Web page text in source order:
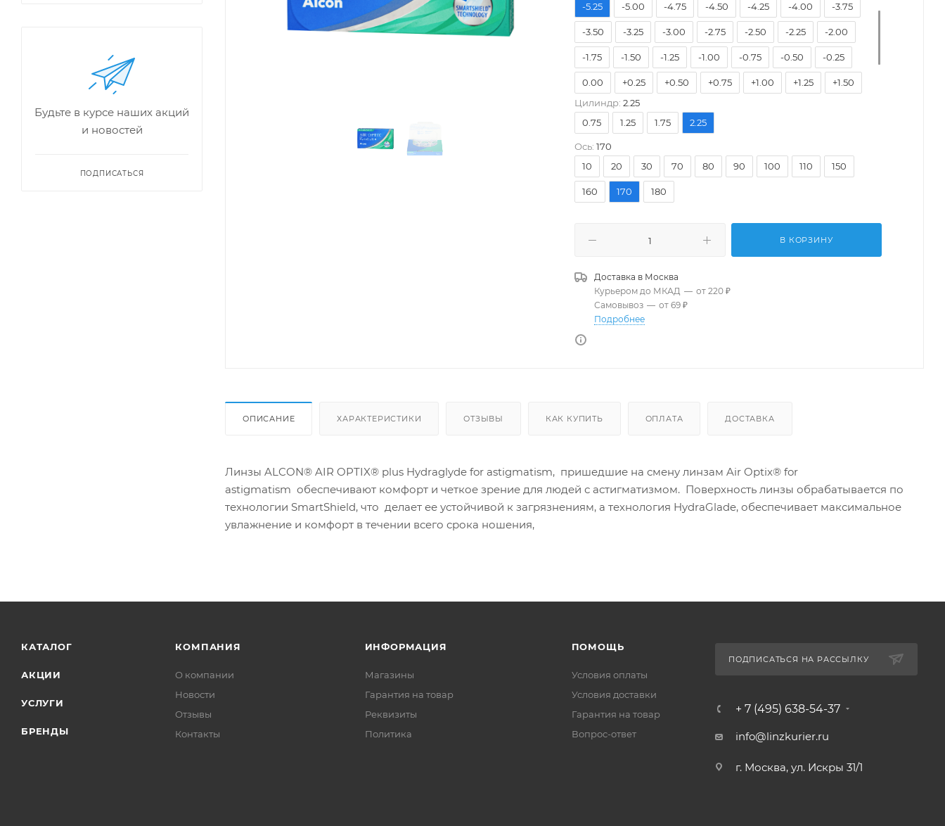
-5.25 -5.00 -4.75 -4.50 -4.25 -4.00 -3.75
-3.50 -3.25 -3.00 -2.75 -2.50 -2.25 -2.00
-1.75 -1.50 -1.25 -1.00 -0.75 -0.50 -0.25
0.00 +0.25 +0.50 +0.75 +1.00 +1.25 +1.50
+1.75 +2.00
+3.50 +3.75 +4.00
Цилиндр: 2.25
0.75
1.25 1.75 2.25
Ось: 170
10
20 30 70 80 90 100 110 150
160 170 180
В КОРЗИНУ
Доставка в Москва
Курьером до МКАД — от 220 ₽
Самовывоз — от 69 ₽
Подробнее
ОПИСАНИЕ ХАРАКТЕРИСТИКИ ОТЗЫВЫ КАК КУПИТЬ ОПЛАТА ДОСТАВКА
Линзы ALCON® AIR OPTIX® plus Hydraglyde for astigmatism, пришедшие на смену линзам Air Optix® for
astigmatism обеспечивают комфорт и четкое зрение для людей с астигматизмом. Поверхность линзы обрабатывается по
технологии SmartShield, что делает ее устойчивой к загрязнениям, а технология HydraGlade, обеспечивает максимальное
увлажнение и комфорт в течении всего срока ношения,
Будьте в курсе наших акций
и новостей
ПОДПИСАТЬСЯ
КАТАЛОГ
АКЦИИ
УСЛУГИ
БРЕНДЫ
КОМПАНИЯ
О компании
Новости
Отзывы
Контакты
ИНФОРМАЦИЯ
Магазины
Гарантия на товар
Реквизиты
Политика
ПОМОЩЬ
Условия оплаты
Условия доставки
Гарантия на товар
Вопрос-ответ
ПОДПИСАТЬСЯ НА РАССЫЛКУ
+ 7 (495) 638-54-37
info@linzkurier.ru
г. Москва, ул. Искры 31/1